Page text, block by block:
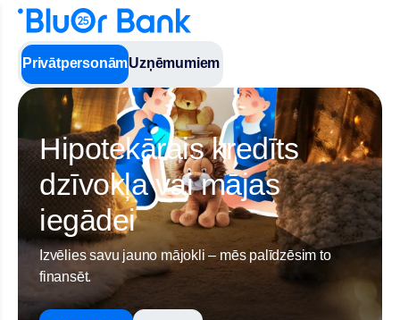
PrivātpersonāmUzņēmumiem
Hipotekārais kredīts
dzīvokļa vai mājas
iegādei
Izvēlies savu jauno mājokli – mēs palīdzēsim to
finansēt.